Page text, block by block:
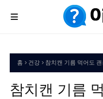
홈 건강 참치캔 기름 먹어도
참치캔 기름